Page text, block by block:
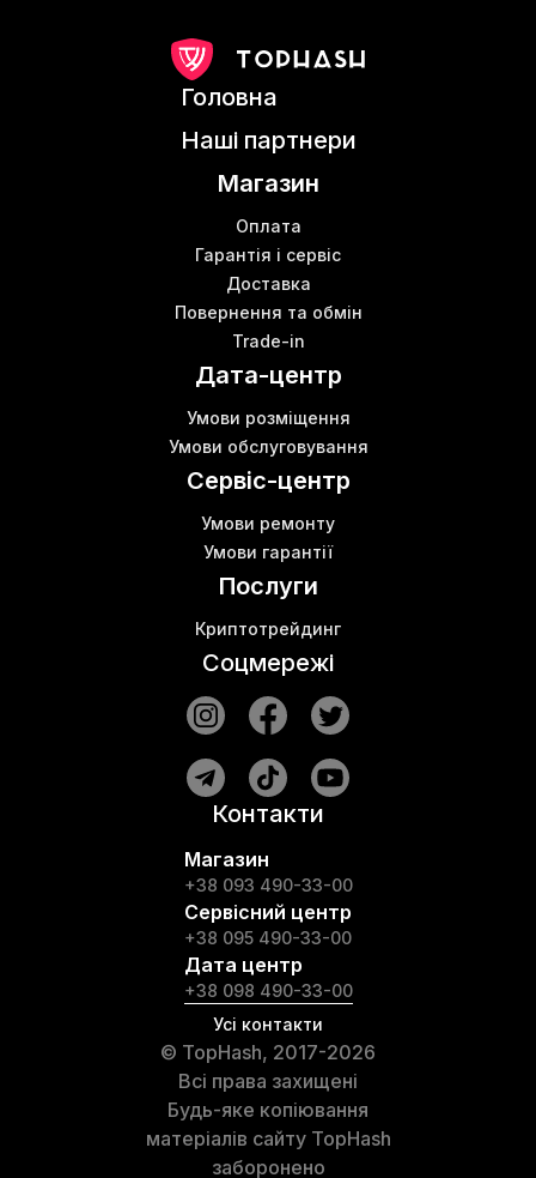
Головна
Наші партнери
Магазин
Оплата
Гарантія і сервіс
Доставка
Повернення та обмін
Trade-in
Дата-центр
Умови розміщення
Умови обслуговування
Сервіс-центр
Умови ремонту
Умови гарантії
Послуги
Криптотрейдинг
Соцмережі
Контакти
Магазин
+38 093 490-33-00
Сервісний центр
+38 095 490-33-00
Дата центр
+38 098 490-33-00
Усі контакти
© TopHash, 2017-2026
Всі права захищені
Будь-яке копіювання
матеріалів сайту TopHash
заборонено